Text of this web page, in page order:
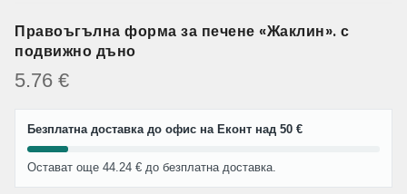
Правоъгълна форма за печене «Жаклин». с
подвижно дъно
5.76 €
Безплатна доставка до офис на Еконт над 50 €
Остават още 44.24 € до безплатна доставка.